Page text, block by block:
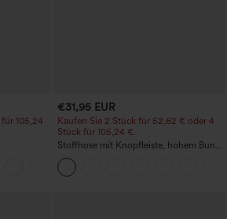
105,24
€31,95 EUR
Kaufen Sie 2 Stück für 52,62 € oder 4
Stück für 105,24 €.
Stoffhose mit Knopfleiste, hohem Bund,
mehreren Taschen und geradem Bein